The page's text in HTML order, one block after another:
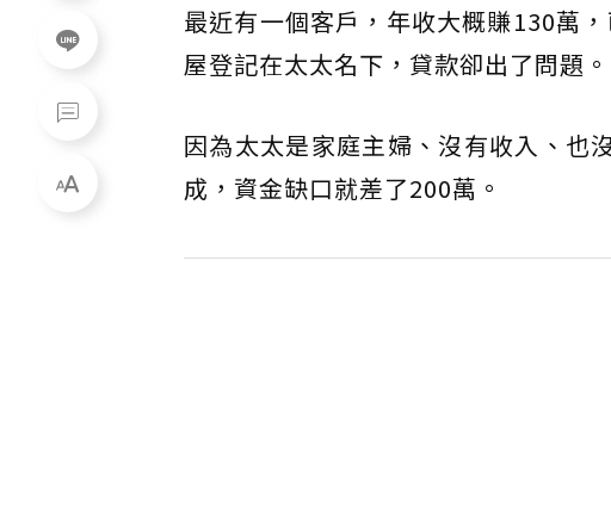
最近有一個客戶，年收大概賺130萬
屋登記在太太名下，貸款卻出了問題。
因為太太是家庭主婦、沒有收入、也
成，資金缺口就差了200萬。